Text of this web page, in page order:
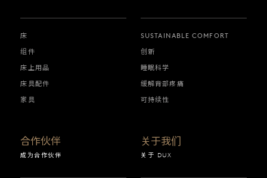
床
组件
床上用品
床具配件
家具
SUSTAINABLE COMFORT
创新
睡眠科学
缓解背部疼痛
可持续性
合作伙伴
成为合作伙伴
关于我们
关于 DUX